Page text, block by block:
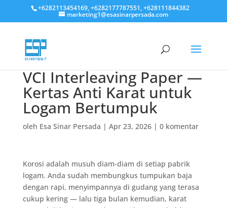
+6282113454169, +6282177787551, +628111844382
marketing1@esasinarpersada.com
VCI Interleaving Paper —
Kertas Anti Karat untuk
Logam Bertumpuk
oleh Esa Sinar Persada | Apr 23, 2026| 0 komentar
Korosi adalah musuh diam-diam di setiap pabrik
logam. Anda sudah membungkus tumpukan baja
dengan rapi, menyimpannya di gudang yang terasa
cukup kering — lalu tiga bulan kemudian, karat